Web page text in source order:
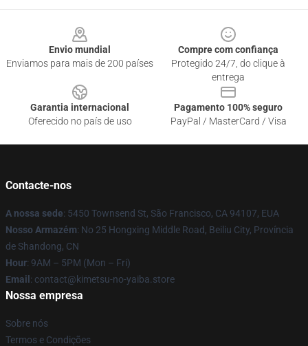
Envio mundial
Enviamos para mais de 200 países
Compre com confiança
Protegido 24/7, do clique à
entrega
Garantia internacional
Oferecido no país de uso
Pagamento 100% seguro
PayPal / MasterCard / Visa
Contacte-nos
A nossa sede: 5450 Townsend St, São Francisco, CA 94107, EUA
Nosso Armazém: No 25 Hongxing Middle Road, Beiliu City, Província
de Shandong, CN
Hour: 9AM – 5PM (Mon – Fri)
Email : contact@kimetsu-no-yaiba.store
Nossa empresa
Sobre nós
Termos e Condições